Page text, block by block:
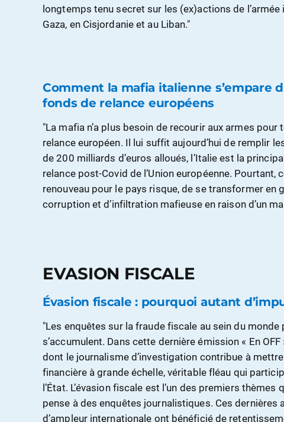
longtemps tenu secret sur les (ex)actions de
Gaza, en Cisjordanie et au Liban."
Comment la mafia italienne s’empare
fonds de relance européens
"La mafia n’a plus besoin de recourir aux armes
relance européen. Il lui suffit aujourd’hui de remplir
de 200 milliards d’euros alloués, l’Italie est la
relance post-Covid de l’Union européenne. Pourtant,
renouveau pour le pays risque, de se transformer en
corruption et d’infiltration mafieuse en raison d’un
EVASION FISCALE
Évasion fiscale : pourquoi autant
"Les enquêtes sur la fraude fiscale au sein du
s’accumulent. Dans cette dernière émission « En
dont le journalisme d’investigation contribue à
financière à grande échelle, véritable fléau qui
l’État. L’évasion fiscale est l’un des premiers thèmes
pense à des enquêtes journalistiques. Ces dernières
d’ampleur internationale ont bénéficié de